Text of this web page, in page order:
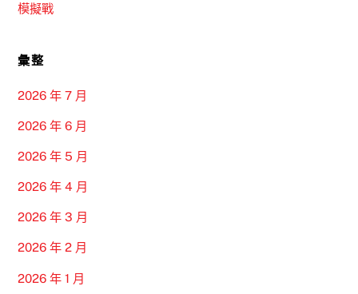
模擬戰
彙整
2026 年 7 月
2026 年 6 月
2026 年 5 月
2026 年 4 月
2026 年 3 月
2026 年 2 月
2026 年 1 月